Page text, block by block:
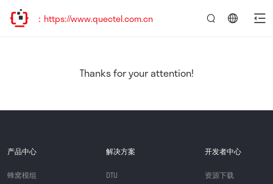
问新址：https://www.quectel.com.cn
Thanks for your attention!
产品中心
蜂窝模组
解决方案
DTU
开发者中心
资源下载